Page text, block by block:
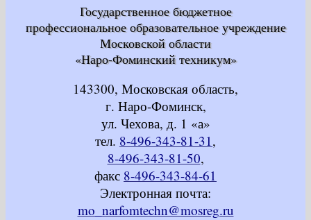
Государственное бюджетное
профессиональное образовательное учреждение
Московской области
«Наро-Фоминский техникум»
143300, Московская область,
г. Наро-Фоминск,
ул. Чехова, д. 1 «а»
тел. 8-496-343-81-31,
8-496-343-81-50,
факс 8-496-343-84-61
Электронная почта:
mo_narfomtechn@mosreg.ru